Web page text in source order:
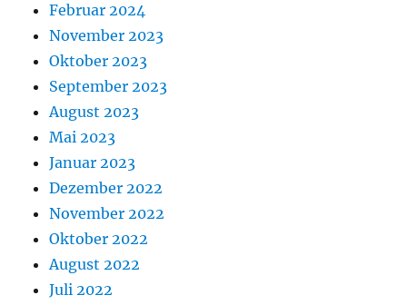
Februar 2024
November 2023
Oktober 2023
September 2023
August 2023
Mai 2023
Januar 2023
Dezember 2022
November 2022
Oktober 2022
August 2022
Juli 2022